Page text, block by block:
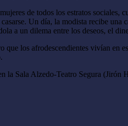
de todos los estratos sociales,
Un día, la modista recibe
a un dilema entre los deseos, el
los afrodescendientes vivían en
la Sala Alzedo-Teatro Segura